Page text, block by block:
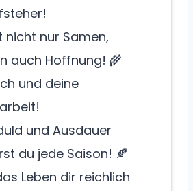
nicht nur Samen,
auch Hoffnung! 🌾
und deine
und Ausdauer
du jede Saison! 🍂
Leben dir reichlich